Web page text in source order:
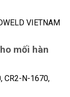
VIETNAM
mối hàn
CR2-N-1670,